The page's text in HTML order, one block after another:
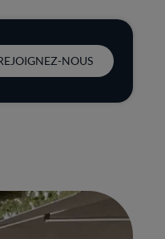
account menu
NOUS